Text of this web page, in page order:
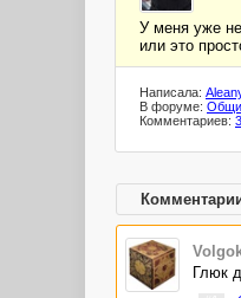
У меня уже
или это
Написала:
В форуме:
Комментариев: 3
Глюк